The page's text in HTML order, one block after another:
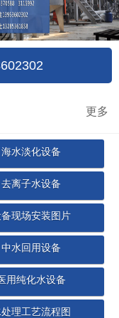
更多
海水淡化设备
去离子水设备
现场安装图片
中水回用设备
用纯化水设备
理工艺流程图